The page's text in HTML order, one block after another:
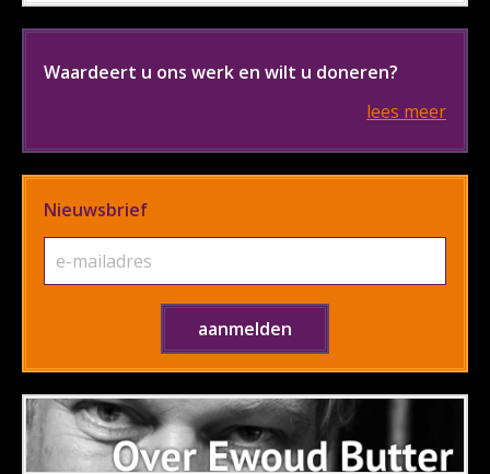
Waardeert u ons werk en wilt u doneren?
lees meer
Nieuwsbrief